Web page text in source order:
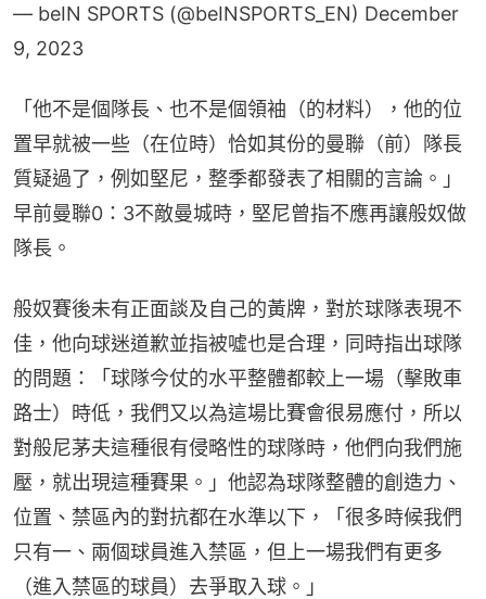
— beIN SPORTS (@beINSPORTS_EN) December
9, 2023
「他不是個隊長、也不是個領袖（的材料），他的位
置早就被一些（在位時）恰如其份的曼聯（前）隊長
質疑過了，例如堅尼，整季都發表了相關的言論。」
早前曼聯0：3不敵曼城時，堅尼曾指不應再讓般奴做
隊長。
般奴賽後未有正面談及自己的黃牌，對於球隊表現不
佳，他向球迷道歉並指被噓也是合理，同時指出球隊
的問題：「球隊今仗的水平整體都較上一場（擊敗車
路士）時低，我們又以為這場比賽會很易應付，所以
對般尼茅夫這種很有侵略性的球隊時，他們向我們施
壓，就出現這種賽果。」他認為球隊整體的創造力、
位置、禁區內的對抗都在水準以下，「很多時候我們
只有一、兩個球員進入禁區，但上一場我們有更多
（進入禁區的球員）去爭取入球。」